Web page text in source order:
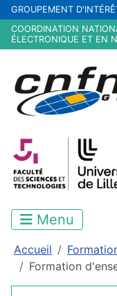
GROUPEMENT
COORDINATION
ÉLECTRONIQUE ET EN
Menu
Accueil
Formation